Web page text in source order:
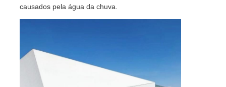
causados pela água da chuva.